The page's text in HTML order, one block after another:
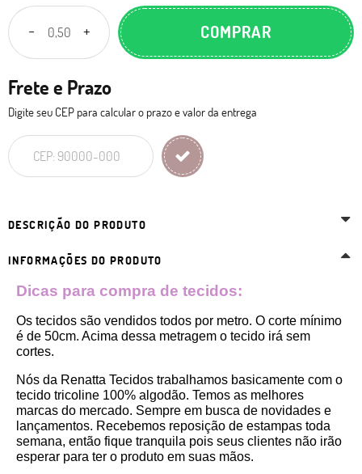
COMPRAR
Frete e Prazo
Digite seu CEP para calcular o prazo e valor da entrega
DESCRIÇÃO DO PRODUTO
INFORMAÇÕES DO PRODUTO
Dicas para compra de tecidos:
Os tecidos são vendidos todos por metro. O corte mínimo
é de 50cm. Acima dessa metragem o tecido irá sem
cortes.
Nós da Renatta Tecidos trabalhamos basicamente com o
tecido tricoline 100% algodão. Temos as melhores
marcas do mercado. Sempre em busca de novidades e
lançamentos. Recebemos reposição de estampas toda
semana, então fique tranquila pois seus clientes não irão
esperar para ter o produto em suas mãos.